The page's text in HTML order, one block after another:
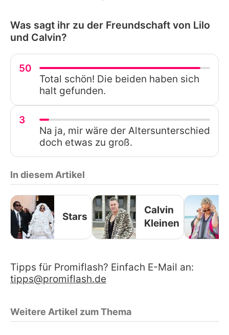
Was sagt ihr zu der Freundschaft von Lilo
und Calvin?
50
Total schön! Die beiden haben sich
halt gefunden.
3
Na ja, mir wäre der Altersunterschied
doch etwas zu groß.
In diesem Artikel
Stars
Calvin
Kleinen
Tipps für Promiflash? Einfach E-Mail an:
tipps@promiflash.de
Weitere Artikel zum Thema